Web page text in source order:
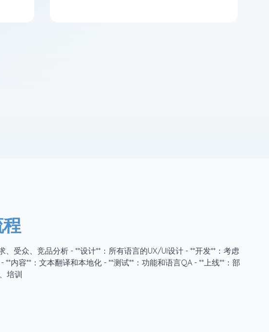
、受众、竞品分析 - **设计**：所有语言的UX/UI设计 - **开发**：考虑
**内容**：文本翻译和本地化 - **测试**：功能和语言QA - **上线**：部
培训